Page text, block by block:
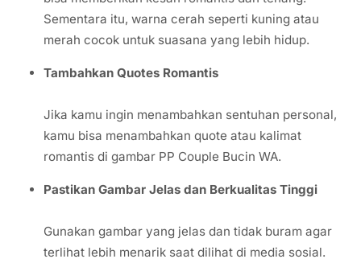
Sementara itu, warna cerah seperti kuning atau
merah cocok untuk suasana yang lebih hidup.
Tambahkan Quotes Romantis
Jika kamu ingin menambahkan sentuhan personal,
kamu bisa menambahkan quote atau kalimat
romantis di gambar PP Couple Bucin WA.
Pastikan Gambar Jelas dan Berkualitas Tinggi
Gunakan gambar yang jelas dan tidak buram agar
terlihat lebih menarik saat dilihat di media sosial.